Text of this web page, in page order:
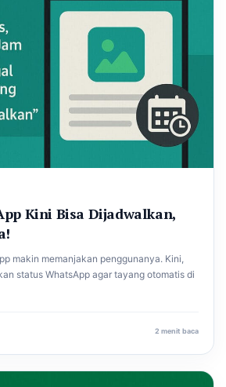
Kini Bisa Dijadwalkan,
makin memanjakan penggunanya. Kini,
status WhatsApp agar tayang otomatis di
2 menit baca